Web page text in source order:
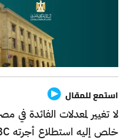
استمع للمقال
لا تغيير لمعدلات الفائدة في